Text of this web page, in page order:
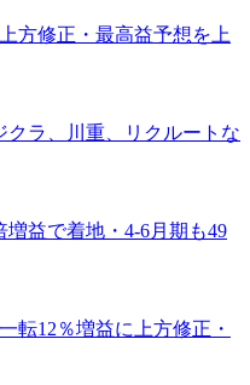
方修正・最高益予想を上
ラ、川重、リクルートな
益で着地・4-6月期も49
転12％増益に上方修正・